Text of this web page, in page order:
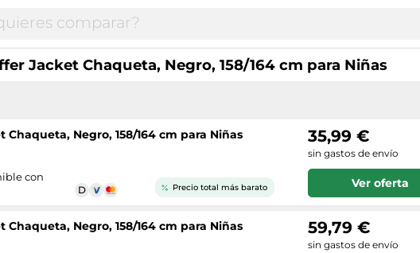
Jacket Chaqueta, Negro, 158/164 cm para Niñas
Negro, 158/164 cm para Niñas
Precio total más barato
con
35,99 €
sin gastos de envío
Ver oferta
Negro, 158/164 cm para Niñas 59,79 €
sin gastos de envío